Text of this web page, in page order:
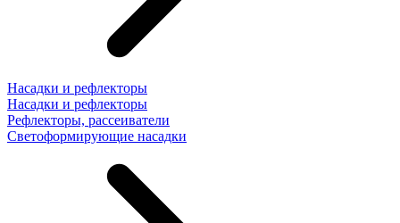
Насадки и рефлекторы
Насадки и рефлекторы
Рефлекторы, рассеиватели
Светоформирующие насадки